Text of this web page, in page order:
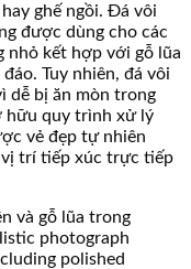
ghế ngồi. Đá vôi
được dùng cho các
nhỏ kết hợp với gỗ lũa
Tuy nhiên, đá vôi
dễ bị ăn mòn trong
hữu quy trình xử lý
vẻ đẹp tự nhiên
vị trí tiếp xúc trực tiếp